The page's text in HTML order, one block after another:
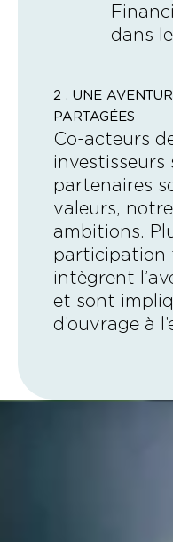
dans
2 . UNE
PARTAGÉES
Co-acteurs
investisseurs
partenaires
valeurs,
ambitions.
participation
intègrent
et sont
d’ouvrage à